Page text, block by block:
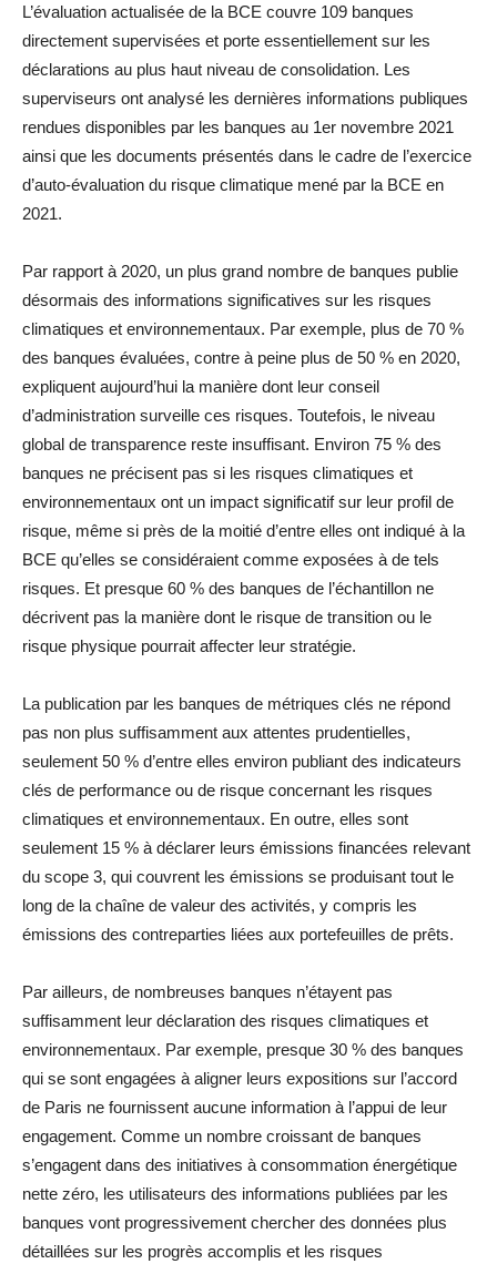
L’évaluation actualisée de la BCE couvre 109 banques
directement supervisées et porte essentiellement sur les
déclarations au plus haut niveau de consolidation. Les
superviseurs ont analysé les dernières informations publiques
rendues disponibles par les banques au 1er novembre 2021
ainsi que les documents présentés dans le cadre de l’exercice
d’auto-évaluation du risque climatique mené par la BCE en
2021.
Par rapport à 2020, un plus grand nombre de banques publie
désormais des informations significatives sur les risques
climatiques et environnementaux. Par exemple, plus de 70 %
des banques évaluées, contre à peine plus de 50 % en 2020,
expliquent aujourd’hui la manière dont leur conseil
d’administration surveille ces risques. Toutefois, le niveau
global de transparence reste insuffisant. Environ 75 % des
banques ne précisent pas si les risques climatiques et
environnementaux ont un impact significatif sur leur profil de
risque, même si près de la moitié d’entre elles ont indiqué à la
BCE qu’elles se considéraient comme exposées à de tels
risques. Et presque 60 % des banques de l’échantillon ne
décrivent pas la manière dont le risque de transition ou le
risque physique pourrait affecter leur stratégie.
La publication par les banques de métriques clés ne répond
pas non plus suffisamment aux attentes prudentielles,
seulement 50 % d’entre elles environ publiant des indicateurs
clés de performance ou de risque concernant les risques
climatiques et environnementaux. En outre, elles sont
seulement 15 % à déclarer leurs émissions financées relevant
du scope 3, qui couvrent les émissions se produisant tout le
long de la chaîne de valeur des activités, y compris les
émissions des contreparties liées aux portefeuilles de prêts.
Par ailleurs, de nombreuses banques n’étayent pas
suffisamment leur déclaration des risques climatiques et
environnementaux. Par exemple, presque 30 % des banques
qui se sont engagées à aligner leurs expositions sur l’accord
de Paris ne fournissent aucune information à l’appui de leur
engagement. Comme un nombre croissant de banques
s’engagent dans des initiatives à consommation énergétique
nette zéro, les utilisateurs des informations publiées par les
banques vont progressivement chercher des données plus
détaillées sur les progrès accomplis et les risques